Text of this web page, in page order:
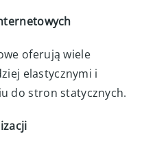
oferują wiele
elastycznymi i
do stron statycznych.